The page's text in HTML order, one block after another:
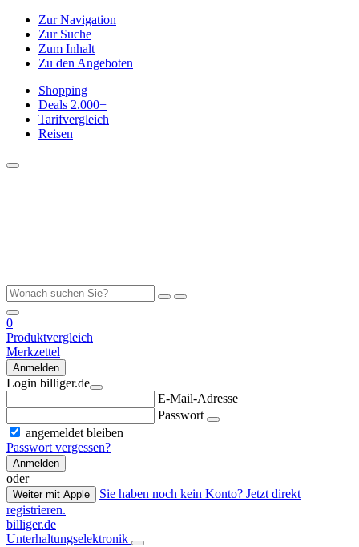
Zur Navigation
Zur Suche
Zum Inhalt
Zu den Angeboten
Shopping
Deals 2.000+
Tarifvergleich
Reisen
0
Produktvergleich
Merkzettel
Anmelden
Login billiger.de
E-Mail-Adresse
Passwort
angemeldet bleiben
Passwort vergessen?
Anmelden
oder
Weiter mit Apple
Sie haben noch kein Konto? Jetzt direkt
registrieren.
billiger.de
Unterhaltungselektronik